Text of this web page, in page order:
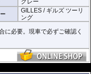
グレー
GILLES / ギルズ ツーリ
ング
必要。現車で必ずご確認く